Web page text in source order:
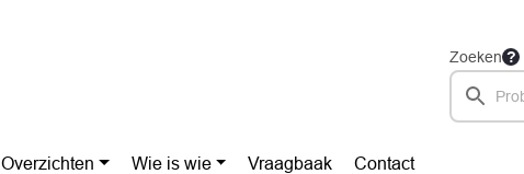
Zoeken
Overzichten Wie is wie Vraagbaak Contact